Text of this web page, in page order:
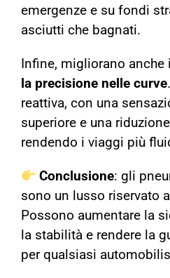
emergenze e su fondi
asciutti che bagnati.
Infine, migliorano anche il
la precisione nelle curve
reattiva, con una
superiore e una
rendendo i viaggi più
Conclusione: gli
sono un lusso riservato
Possono aumentare la
la stabilità e rendere la
per qualsiasi